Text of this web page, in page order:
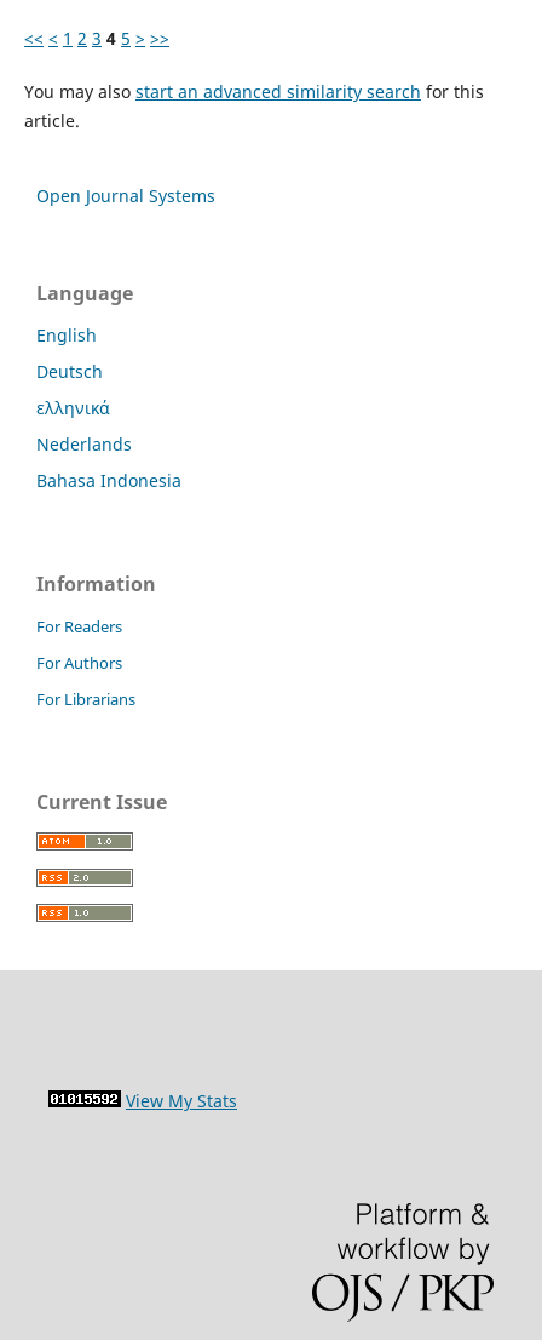
<< < 1 2 3 4 5 > >>
You may also start an advanced similarity search for this
article.
Open Journal Systems
Language
English
Deutsch
ελληνικά
Nederlands
Bahasa Indonesia
Information
For Readers
For Authors
For Librarians
Current Issue
View My Stats